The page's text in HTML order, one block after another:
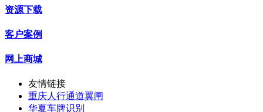
资源下载
客户案例
网上商城
友情链接
重庆人行通道翼闸
华夏车牌识别